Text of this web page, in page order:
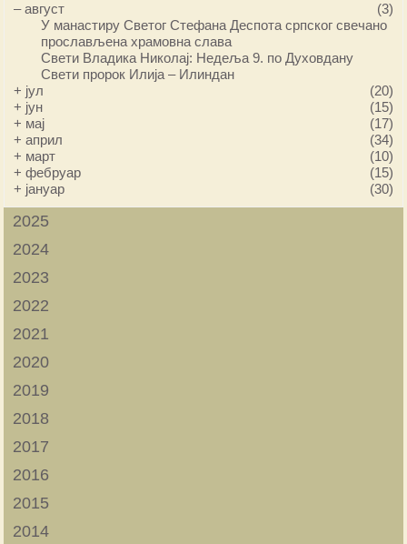
–август
(3)
У манастиру Светог Стефана Деспота српског свечано
прослављена храмовна слава
Свети Владика Николај: Недеља 9. по Духовдану
Свети пророк Илија – Илиндан
+ јул
(20)
+ јун
(15)
+ мај
(17)
+април
(34)
+ март
(10)
+фебруар
(15)
+ јануар (30)
2025
2024
2023
2022
2021
2020
2019
2018
2017
2016
2015
2014